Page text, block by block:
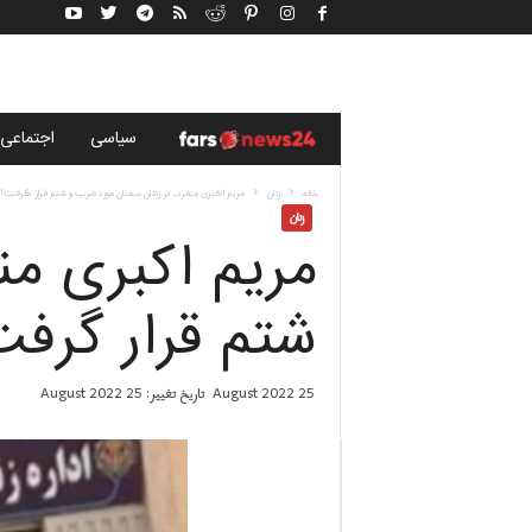
ب
ز
ا
ی
سياسى اجتماعی
خانه زنان مریم اکبری منفرد، در زندان سمنان مورد ضرب و شتم قرار گرفت!
زنان
مریم اکبری
شتم قرار
25 August 2022 تاریخ تغییر: 25 August 2022